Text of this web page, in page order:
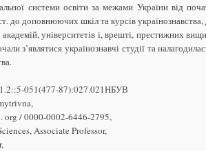
системи освіти за межами України від
до доповнюючих шкіл та курсів
академій, університетів і, врешті, престижних
з’являтися українознавчі студії та
051(477-87):027.021НБУВ
org / 0000-0002-6446-2795,
Associate Professor,